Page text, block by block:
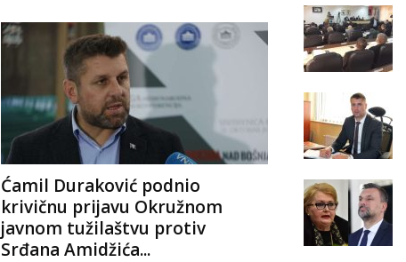
Ćamil Duraković podnio
krivičnu prijavu Okružnom
javnom tužilaštvu protiv
Srđana Amidžića...